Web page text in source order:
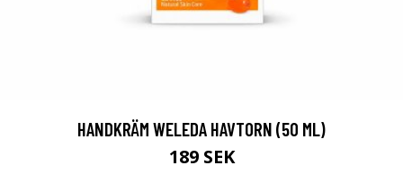
HANDKRÄM WELEDA HAVTORN (50 ML)
189 SEK